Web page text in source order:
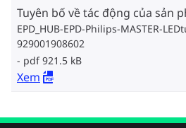
Tuyên bố về tác động của sản
EPD_HUB-EPD-Philips-MASTER-
929001908602
pdf 921.5 kB
Xem